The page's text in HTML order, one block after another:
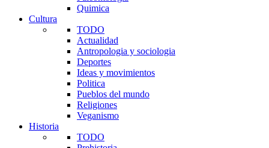
Quimica
Cultura
TODO
Actualidad
Antropologia y sociologia
Deportes
Ideas y movimientos
Politica
Pueblos del mundo
Religiones
Veganismo
Historia
TODO